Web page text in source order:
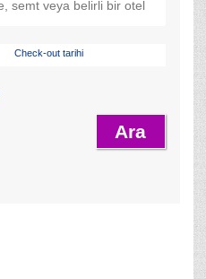
Check-out tarihi